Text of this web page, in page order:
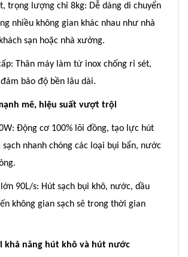
trọng lượng chỉ 8kg: Dễ dàng di chuyển
nhiều không gian khác nhau như nhà
sạn hoặc nhà xưởng.
Thân máy làm từ inox chống rỉ sét,
bảo độ bền lâu dài.
mẽ, hiệu suất vượt trội
Động cơ 100% lõi đồng, tạo lực hút
nhanh chóng các loại bụi bẩn, nước
90L/s: Hút sạch bụi khô, nước, dầu
không gian sạch sẽ trong thời gian
khả năng hút khô và hút nước